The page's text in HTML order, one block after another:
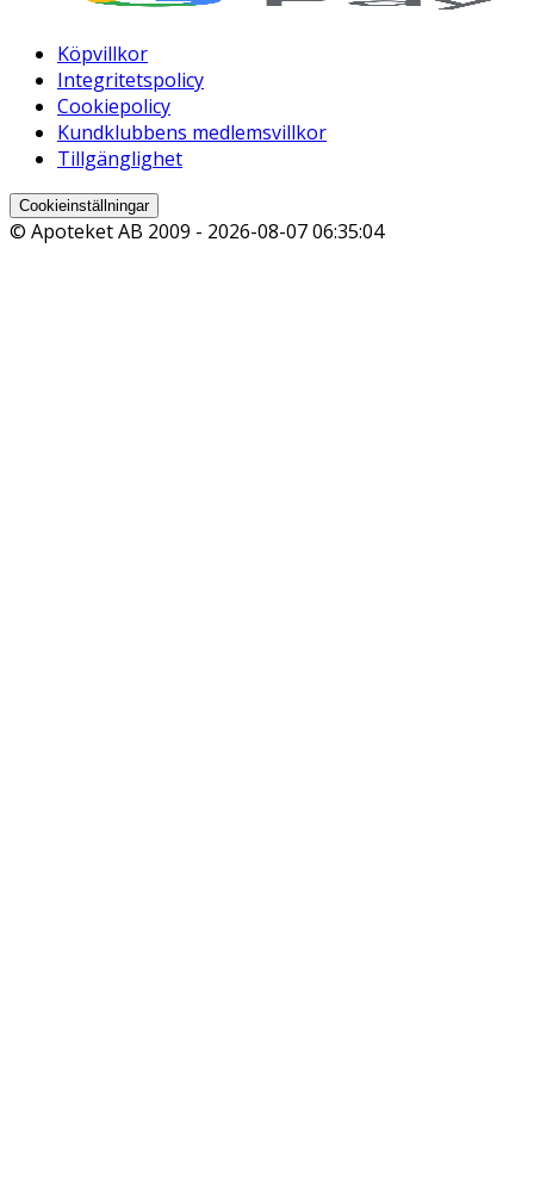
Köpvillkor
Integritetspolicy
Cookiepolicy
Kundklubbens medlemsvillkor
Tillgänglighet
Cookieinställningar
© Apoteket AB 2009 - 2026-08-07 06:35:04